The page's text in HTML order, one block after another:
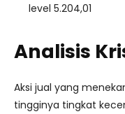
level 5.204,01
Analisis
Aksi jual yang
tingginya tingkat